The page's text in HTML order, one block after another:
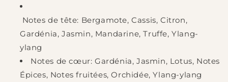
Notes de tête: Bergamote, Cassis, Citron,
Gardénia, Jasmin, Mandarine, Truffe, Ylang-
ylang
Notes de cœur: Gardénia, Jasmin, Lotus, Notes
Épices, Notes fruitées, Orchidée, Ylang-ylang